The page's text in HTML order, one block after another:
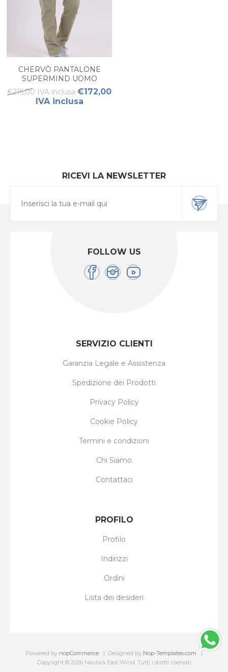
CHERVÒ PANTALONE
SUPERMIND UOMO
€215,00 IVA inclusa €172,00
IVA inclusa
RICEVI LA NEWSLETTER
FOLLOW US
SERVIZIO CLIENTI
Garanzia Legale e Assistenza
Spedizione dei Prodotti
Privacy Policy
Cookie Policy
Termini e condizioni
Chi Siamo
Contattaci
PROFILO
Profilo
Indirizzi
Ordini
Lista dei desideri
Powered by nopCommerce Designed by Nop-Templates.com
Copyright © 2026 Nautica East Wind. Tutti i diritti riservati